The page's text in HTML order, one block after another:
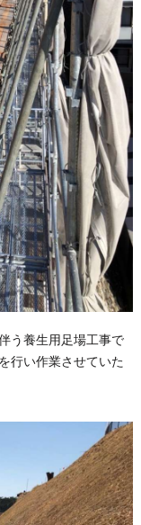
う養生用足場工事で
行い作業させていた